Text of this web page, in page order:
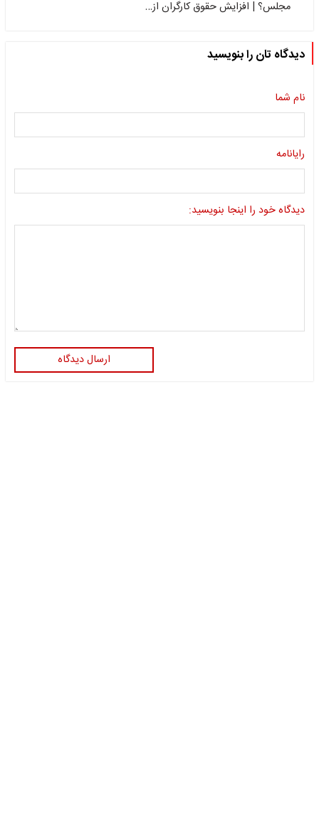
مجلس؟ | افزایش حقوق کارگران از…
دیدگاه تان را بنویسید
نام شما
رایانامه
دیدگاه خود را اینجا بنویسید:
ارسال دیدگاه